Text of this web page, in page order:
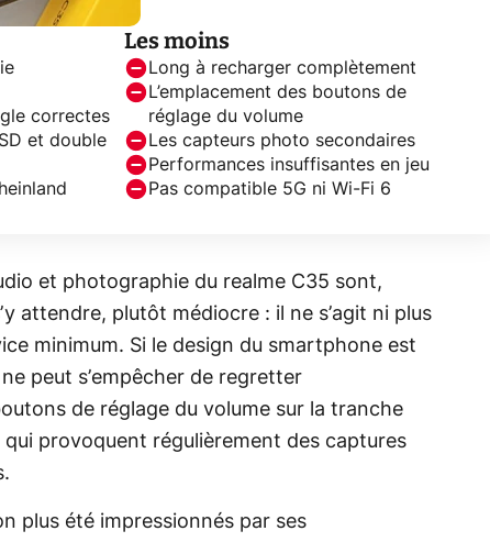
correctes
et double
Les moins
Long à recharger complètement
L’emplacement des boutons de
réglage du volume
Les capteurs photo secondaires
Performances insuffisantes en jeu
Pas compatible 5G ni Wi-Fi 6
et photographie du realme C35 sont,
attendre, plutôt médiocre : il ne s’agit ni plus
minimum. Si le design du smartphone est
peut s’empêcher de regretter
de réglage du volume sur la tranche
qui provoquent régulièrement des captures
plus été impressionnés par ses